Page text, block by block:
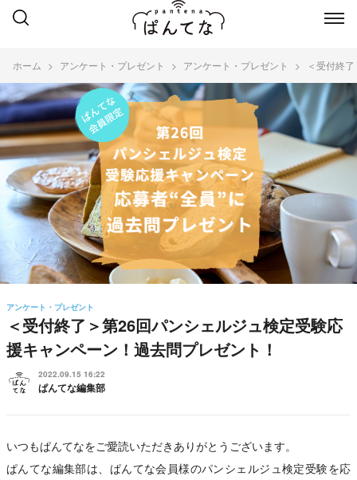
ホーム アンケート・プレゼント アンケート・プレゼント ＜受付終
アンケート・プレゼント
＜受付終了＞第26回パンシェルジュ検定受験応
援キャンペーン！過去問プレゼント！
2022.09.15 16:22
ぱんてな編集部
いつもぱんてなをご愛読いただきありがとうございます。
ぱんてな編集部は、ぱんてな会員様のパンシェルジュ検定受験を応